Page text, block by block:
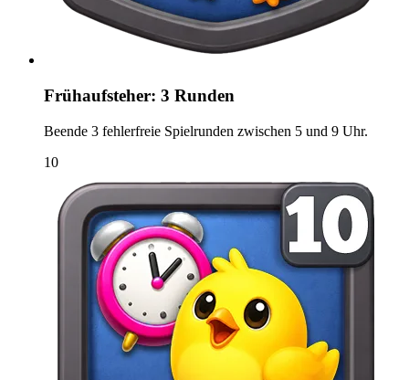
Frühaufsteher: 3 Runden
Beende 3 fehlerfreie Spielrunden zwischen 5 und 9 Uhr.
10